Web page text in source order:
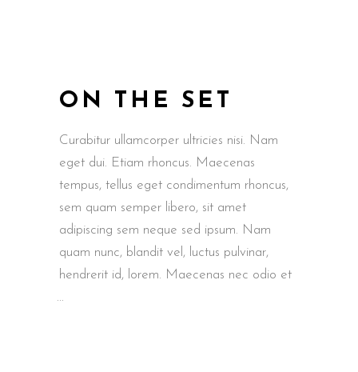
ON THE SET
Curabitur ullamcorper ultricies nisi. Nam
eget dui. Etiam rhoncus. Maecenas
tempus, tellus eget condimentum rhoncus,
sem quam semper libero, sit amet
adipiscing sem neque sed ipsum. Nam
quam nunc, blandit vel, luctus pulvinar,
hendrerit id, lorem. Maecenas nec odio et